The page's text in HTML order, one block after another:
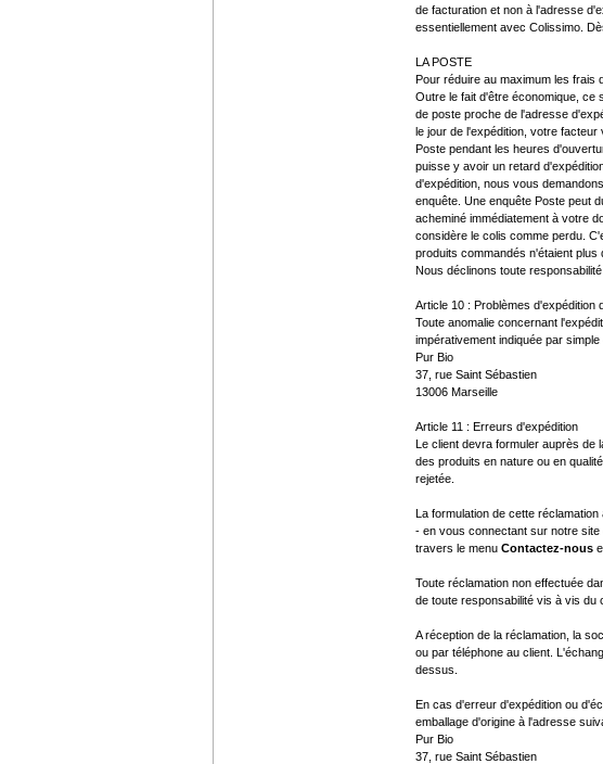
de facturation et non à l'adresse
essentiellement avec Colissimo.
LA POSTE
Pour réduire au maximum les frais
Outre le fait d'être économique, ce
de poste proche de l'adresse
le jour de l'expédition, votre
Poste pendant les heures
puisse y avoir un retard
d'expédition, nous vous
enquête. Une enquête Poste peut
acheminé immédiatement à votre
considère le colis comme perdu.
produits commandés n'étaient
Nous déclinons toute
Article 10 : Problèmes d'expédition
Toute anomalie concernant
impérativement indiquée par
Pur Bio
37, rue Saint Sébastien
13006 Marseille
Article 11 : Erreurs d'expédition
Le client devra formuler auprès de
des produits en nature ou en
rejetée.
La formulation de cette
- en vous connectant sur notre site
travers le menu Contactez-nous
Toute réclamation non effectuée
de toute responsabilité vis à vis du
A réception de la réclamation, la
ou par téléphone au client.
dessus.
En cas d'erreur d'expédition ou
emballage d'origine à l'adresse
Pur Bio
37, rue Saint Sébastien